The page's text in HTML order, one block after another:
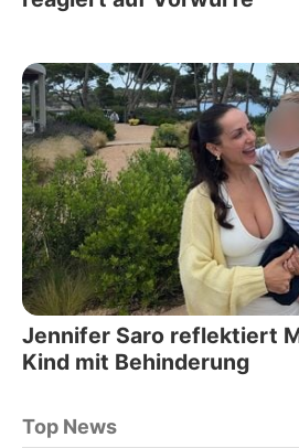
Jennifer Saro reflektiert
Kind mit Behinderung
Top News